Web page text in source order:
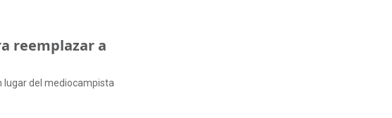
reemplazar a
lugar del mediocampista